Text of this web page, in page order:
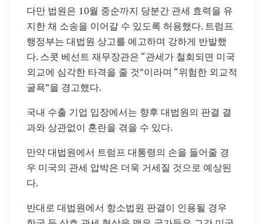
다만 법원은 10월 중순까지 당분간 관세 효력을 유
지한 채 소송을 이어갈 수 있도록 허용했다. 트럼프
행정부는 대법원 상고를 예고하며 강하게 반발했
다. 스콧 베선트 재무장관은 “관세가 철회되면 미국
외교에 심각한 타격을 줄 것”이라며 “위험한 외교적
굴욕”을 경고했다.
국내 수출 기업 입장에서는 향후 대법원의 판결 결
과와 상관없이 혼란을 겪을 수 있다.
만약 대법원에서 트럼프 대통령의 손을 들어줄 경
우 미국의 관세 압박은 더욱 거세질 것으로 예상된
다.
반대로 대법원에서 항소법원 판결이 인용될 경우